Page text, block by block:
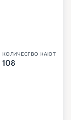
КОЛИЧЕСТВО КАЮТ
108